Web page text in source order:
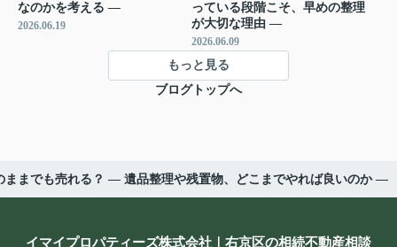
なのかを考える ―
2026.06.19
っている段階こそ、早めの整理
が大切な理由 ―
2026.06.09
もっと見る
ブログトップへ
ままでも売れる？ ― 遺品整理や残置物、どこまでやれば良いのか ―
イマイプロパティーズ株式会社｜右京区の相続不動産相談